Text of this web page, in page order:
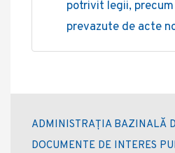
potrivit legii,
prevazute de acte
ADMINISTRAȚIA BAZINALĂ
DOCUMENTE DE INTERES